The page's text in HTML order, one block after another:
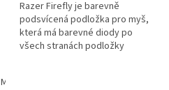
Mercury, RZ02-02500314-R3M1
Razer Firefly je barevně
podsvícená podložka pro myš,
která má barevné diody po
všech stranách podložky